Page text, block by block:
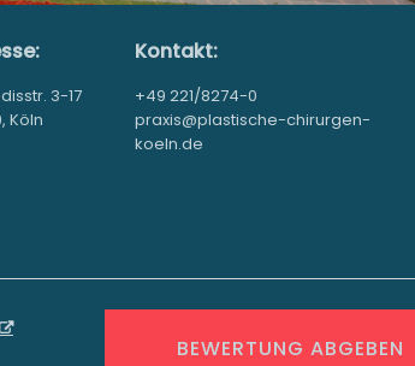
3-17
Köln
Kontakt:
+49 221/8274-0
praxis@plastische-chirurgen-
koeln.de
BEWERTUNG ABGEBEN